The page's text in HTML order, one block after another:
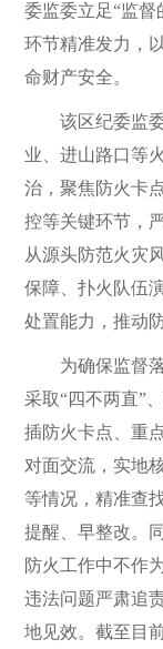
委监委立足“监
环节精准发力，
命财产安全。
该区纪委监
业、进山路口等
治，聚焦防火卡
控等关键环节，
从源头防范火灾
保障、扑火队伍
处置能力，推动
为确保监督
采取“四不两直”
插防火卡点、重
对面交流，实地
等情况，精准查
提醒、早整改。
防火工作中不作
违法问题严肃追
地见效。截至目